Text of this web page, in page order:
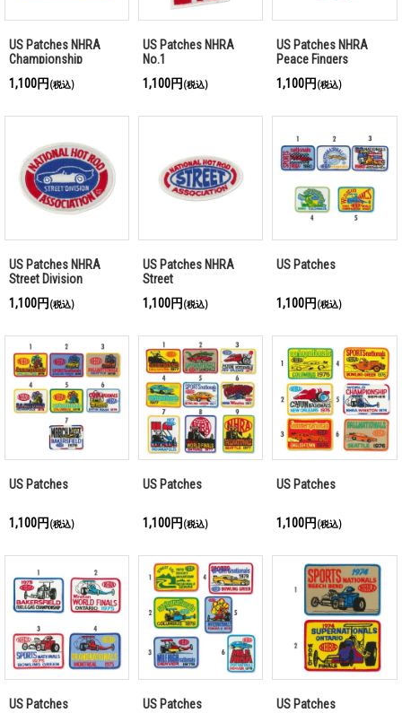
US Patches NHRA
Championship
1,100円 (税込)
US Patches NHRA
No.1
1,100円 (税込)
US Patches NHRA
Peace Fingers
1,100円 (税込)
US Patches NHRA
Street Division
1,100円 (税込)
US Patches NHRA
Street
1,100円 (税込)
US Patches
1,100円 (税込)
US Patches
1,100円 (税込)
US Patches
1,100円 (税込)
US Patches
1,100円 (税込)
US Patches US Patches US Patches